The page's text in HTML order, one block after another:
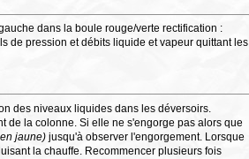
dans la boule rouge/verte rectification :
de pression et débits liquide et vapeur quittant les
des niveaux liquides dans les déversoirs.
de la colonne. Si elle ne s'engorge pas alors que
jaune) jusqu'à observer l'engorgement. Lorsque
la chauffe. Recommencer plusieurs fois